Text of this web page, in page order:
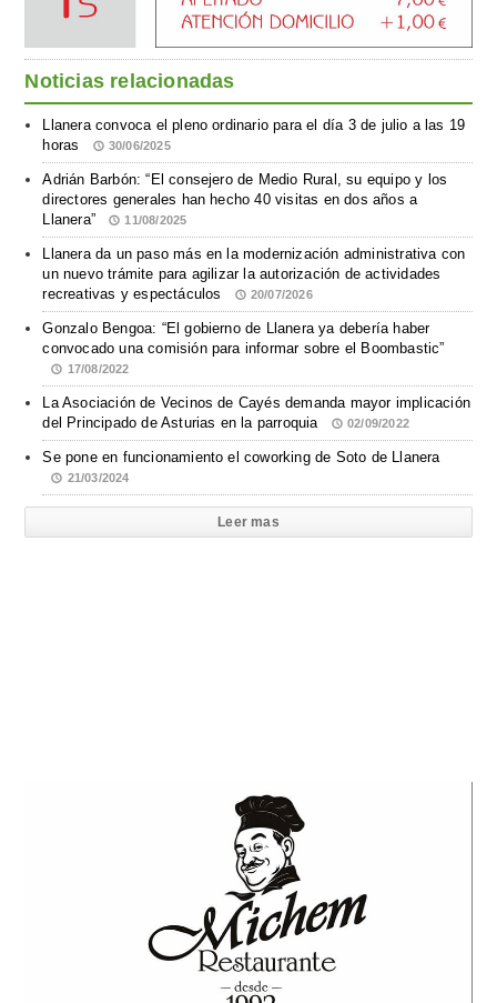
Noticias relacionadas
Llanera convoca el pleno ordinario para el día 3 de julio a las 19
horas
30/06/2025
Adrián Barbón: “El consejero de Medio Rural, su equipo y los
directores generales han hecho 40 visitas en dos años a
Llanera”
11/08/2025
Llanera da un paso más en la modernización administrativa con
un nuevo trámite para agilizar la autorización de actividades
recreativas y espectáculos
20/07/2026
Gonzalo Bengoa: “El gobierno de Llanera ya debería haber
convocado una comisión para informar sobre el Boombastic”
17/08/2022
La Asociación de Vecinos de Cayés demanda mayor implicación
del Principado de Asturias en la parroquia
02/09/2022
Se pone en funcionamiento el coworking de Soto de Llanera
21/03/2024
Leer mas